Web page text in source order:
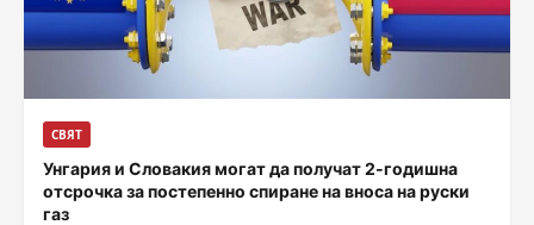
СВЯТ
Унгария и Словакия могат да получат 2-годишна
отсрочка за постепенно спиране на вноса на руски
газ